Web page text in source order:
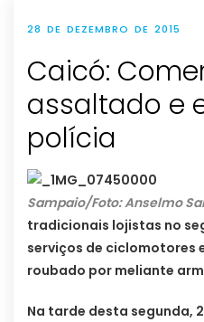
28 DE DEZEMBRO DE 2015
Caicó:
assaltado e
polícia
Sampaio/Foto: Anselmo
tradicionais lojistas no
serviços de ciclomotores
roubado por meliante
Na tarde desta segunda,